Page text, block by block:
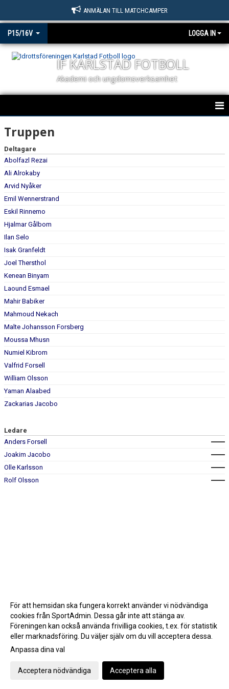
ANMÄLAN TILL MATCHCAMPER
P15/16V LOGGA IN
IF KARLSTAD FOTBOLL
Akademi och ungdomsverksamhet
P15/16V
NYHETER
KALENDER
MATCHER
TRUPPEN
BILDGALLERI
DOKUMENT
KONTAKT
Truppen
Deltagare
Abolfazl Rezai
Ali Alrokaby
Arvid Nyåker
Emil Wennerstrand
Eskil Rinnemo
Hjalmar Gålbom
Ilan Selo
Isak Granfeldt
Joel Thersthol
Kenean Binyam
Laound Esmael
Mahir Babiker
Mahmoud Nekach
Malte Johansson Forsberg
Moussa Mhusn
Numiel Kibrom
Valfrid Forsell
William Olsson
Yaman Alaabed
Zackarias Jacobo
Ledare
Anders Forsell
Joakim Jacobo
Olle Karlsson
Rolf Olsson
Gå till Webbversion
För att hemsidan ska fungera korrekt använder vi nödvändiga
cookies från SportAdmin. Dessa går inte att stänga av.
Föreningen kan också använda frivilliga cookies, t.ex. för statistik
eller marknadsföring. Du väljer själv om du vill acceptera dessa.
Anpassa dina val
Acceptera nödvändiga Acceptera alla